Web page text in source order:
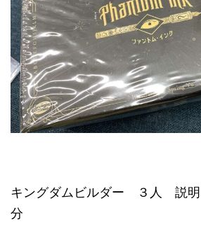
キングダムビルダー ３人 説
分